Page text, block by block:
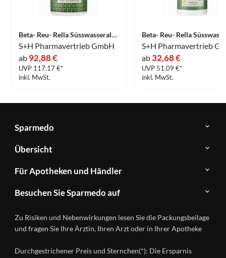
Beta- Reu- Rella Süsswasseralgen Tabletten 2000 Stück
S+H Pharmavertrieb GmbH
ab 92,88 €
UVP 117.17 €*
inkl. MwSt.
S+H Pharmavertrieb
ab 32,68 €
UVP 51.09 €*
inkl. MwSt.
Sparmedo
Über
Sparmedo
FAQ
Kontakt
Datenschutz
Nutzungsbedingungen
Übersicht
Herstellerverzeichnis
Produkte
A-
Ratgeber
Wirkstoffe
Für Apotheken und Händler
&
Händlerlogin
Besuchen Sie Sparmedo auf
Instagram
Zu Risiken und Nebenwirkungen lesen Sie die Packungsbeilage
und fragen Sie Ihre Ärztin, Ihren Arzt oder in Ihrer Apotheke
Durchgestrichener Preis und Sternchen(*): Die Ersparnis